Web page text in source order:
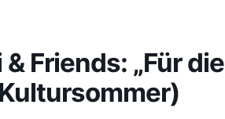
Friends: „Für die